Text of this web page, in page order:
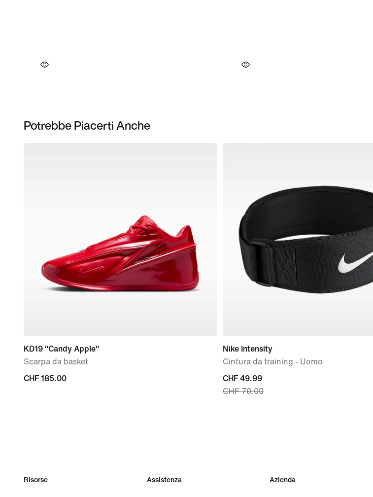
Potrebbe Piacerti Anche
KD19 "Candy Apple"
Scarpa da basket
CHF
CHF 185.00
Nike Intensity
Cintura da training - Uomo
current
price
price
CHF 49.99
CHF 70.00
Risorse Assistenza Azienda